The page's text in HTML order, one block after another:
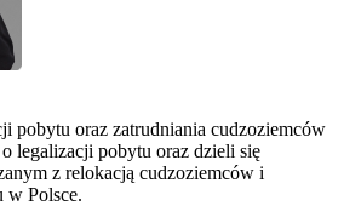
pobytu oraz zatrudniania cudzoziemców
legalizacji pobytu oraz dzieli się
z relokacją cudzoziemców i
w Polsce.